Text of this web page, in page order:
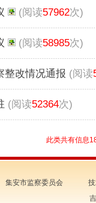
(阅读57962次)
(阅读58985次)
整改情况通报 (阅读
(阅读52364次)
此类共有
会 集安市监察委员会 技